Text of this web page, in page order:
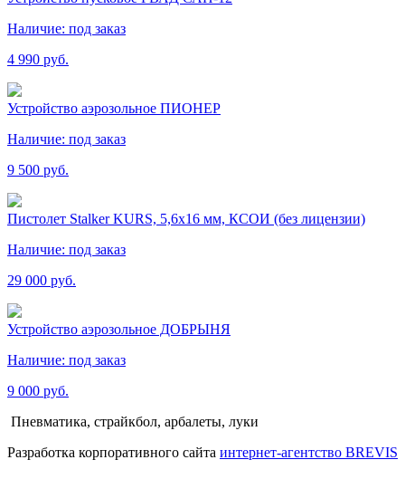
Наличие: под заказ
4 990 руб.
Устройство аэрозольное ПИОНЕР
Наличие: под заказ
9 500 руб.
Пистолет Stalker KURS, 5,6х16 мм, КСОИ (без лицензии)
Наличие: под заказ
29 000 руб.
Устройство аэрозольное ДОБРЫНЯ
Наличие: под заказ
9 000 руб.
Пневматика, страйкбол, арбалеты, луки
Разработка корпоративного сайта интернет-агентство BREVIS